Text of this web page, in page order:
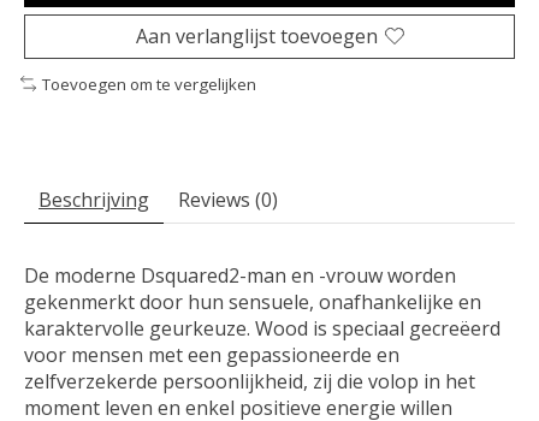
Aan verlanglijst toevoegen
Toevoegen om te vergelijken
Beschrijving Reviews (0)
De moderne Dsquared2-man en -vrouw worden
gekenmerkt door hun sensuele, onafhankelijke en
karaktervolle geurkeuze. Wood is speciaal gecreëerd
voor mensen met een gepassioneerde en
zelfverzekerde persoonlijkheid, zij die volop in het
moment leven en enkel positieve energie willen